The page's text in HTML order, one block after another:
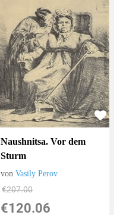
Naushnitsa. Vor dem
Sturm
vonVasily Perov
€207.00
€120.06